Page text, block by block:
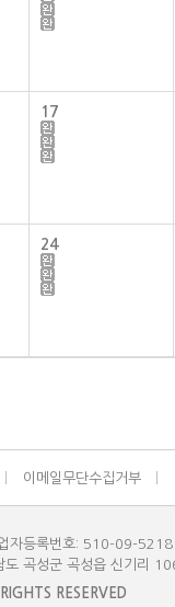
17
24
이메일무단수집거부
자등록번호: 510-09-
도 곡성군 곡성읍 신기
RESERVED